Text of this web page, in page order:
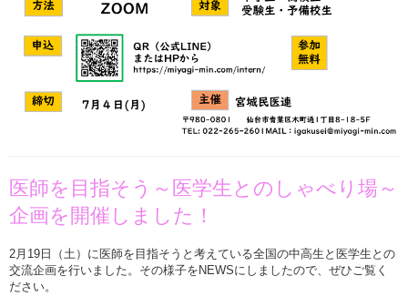
医師を目指そう～医学生とのしゃべり場～
企画を開催しました！
2月19日（土）に医師を目指そうと考えている全国の中高生と医学生との
交流企画を行いました。その様子をNEWSにしましたので、ぜひご覧く
ださい。